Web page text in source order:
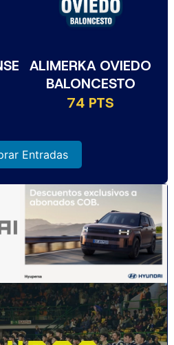
ALIMERKA OVIEDO
BALONCESTO
74 PTS
Entradas